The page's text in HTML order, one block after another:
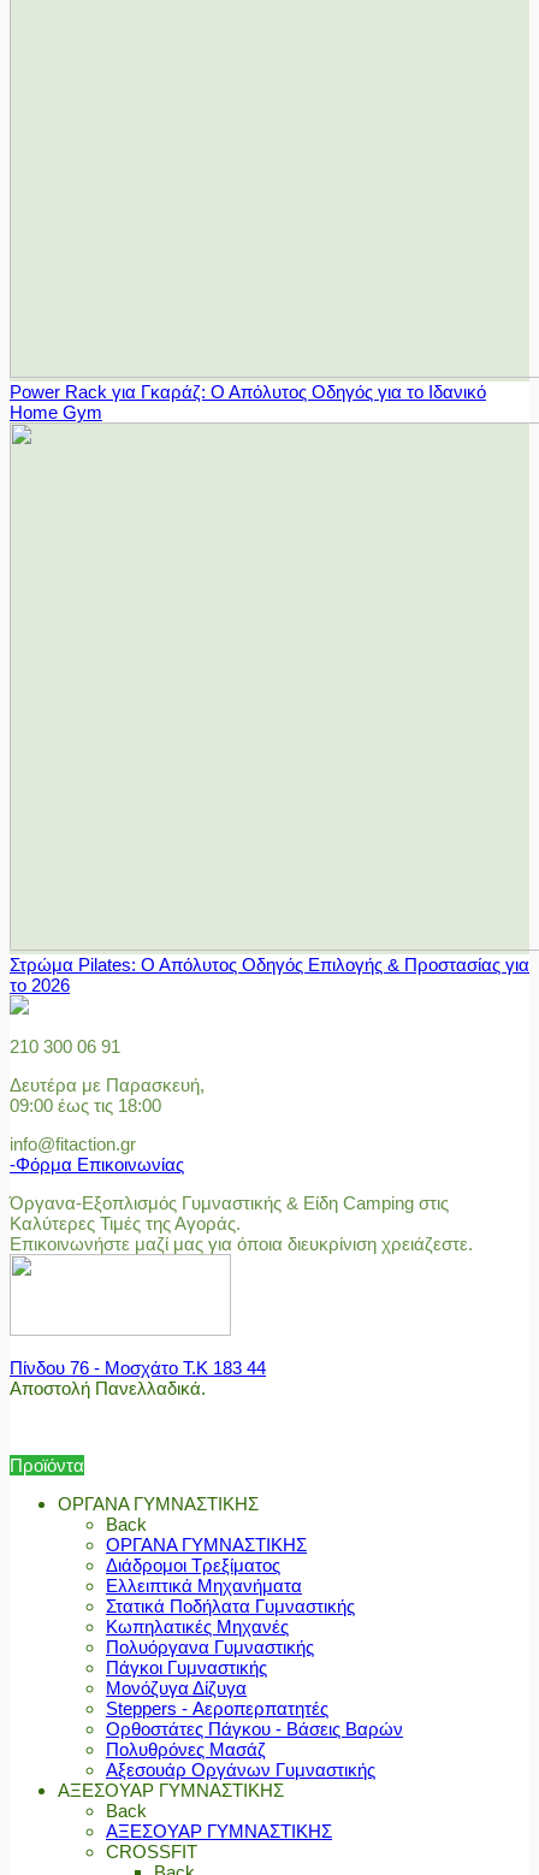
Power Rack για Γκαράζ: Ο Απόλυτος Οδηγός για το Ιδανικό
Home Gym
Στρώμα Pilates: Ο Απόλυτος Οδηγός Επιλογής & Προστασίας για
το 2026
210 300 06 91
Δευτέρα με Παρασκευή,
09:00 έως τις 18:00
info@fitaction.gr
-Φόρμα Επικοινωνίας
Όργανα-Εξοπλισμός Γυμναστικής & Είδη Camping στις
Καλύτερες Τιμές της Αγοράς.
Επικοινωνήστε μαζί μας για όποια διευκρίνιση χρειάζεστε.
Πίνδου 76 - Μοσχάτο Τ.Κ 183 44
Αποστολή Πανελλαδικά.
Προϊόντα
ΟΡΓΑΝΑ ΓΥΜΝΑΣΤΙΚΗΣ
Back
ΟΡΓΑΝΑ ΓΥΜΝΑΣΤΙΚΗΣ
Διάδρομοι Τρεξίματος
Ελλειπτικά Μηχανήματα
Στατικά Ποδήλατα Γυμναστικής
Κωπηλατικές Μηχανές
Πολυόργανα Γυμναστικής
Πάγκοι Γυμναστικής
Μονόζυγα Δίζυγα
Steppers - Αεροπερπατητές
Ορθοστάτες Πάγκου - Βάσεις Βαρών
Πολυθρόνες Μασάζ
Αξεσουάρ Οργάνων Γυμναστικής
ΑΞΕΣΟΥΑΡ ΓΥΜΝΑΣΤΙΚΗΣ
Back
ΑΞΕΣΟΥΑΡ ΓΥΜΝΑΣΤΙΚΗΣ
CROSSFIT